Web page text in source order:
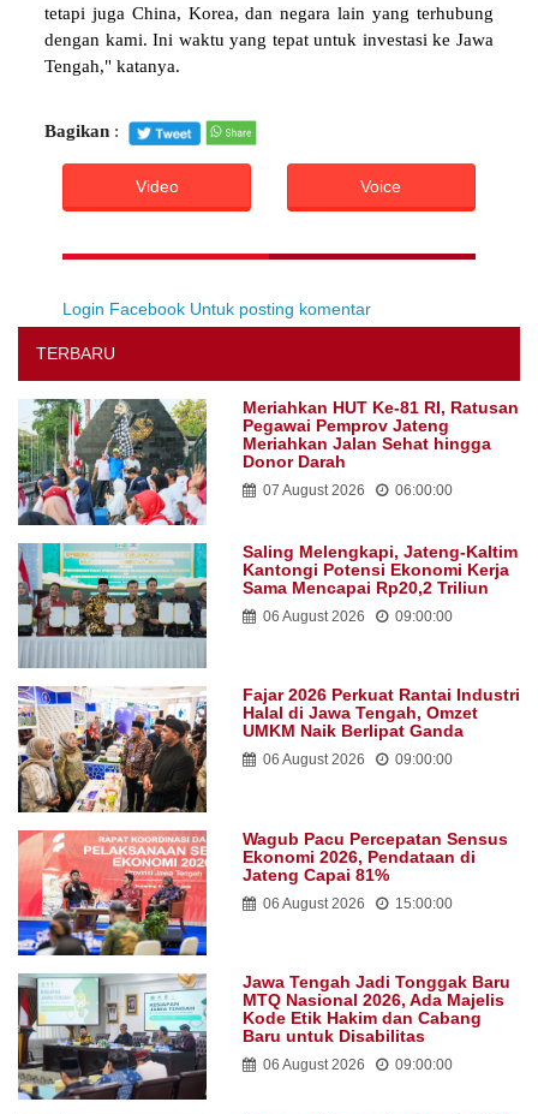
tetapi juga China, Korea, dan negara lain yang terhubung
dengan kami. Ini waktu yang tepat untuk investasi ke Jawa
Tengah," katanya.
Bagikan :
Video Voice
Login Facebook Untuk posting komentar
TERBARU
Meriahkan HUT Ke-81 RI, Ratusan
Pegawai Pemprov Jateng
Meriahkan Jalan Sehat hingga
Donor Darah
07 August 2026 06:00:00
Saling Melengkapi, Jateng-Kaltim
Kantongi Potensi Ekonomi Kerja
Sama Mencapai Rp20,2 Triliun
06 August 2026 09:00:00
Fajar 2026 Perkuat Rantai Industri
Halal di Jawa Tengah, Omzet
UMKM Naik Berlipat Ganda
06 August 2026 09:00:00
Wagub Pacu Percepatan Sensus
Ekonomi 2026, Pendataan di
Jateng Capai 81%
06 August 2026 15:00:00
Jawa Tengah Jadi Tonggak Baru
MTQ Nasional 2026, Ada Majelis
Kode Etik Hakim dan Cabang
Baru untuk Disabilitas
06 August 2026 09:00:00